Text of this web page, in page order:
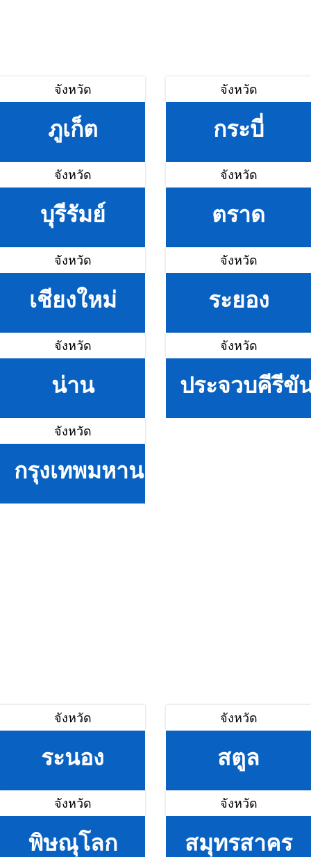
จังหวัด
ภูเก็ต
จังหวัด
กระบี่
จังหวัด
บุรีรัมย์
จังหวัด
ตราด
จังหวัด
เชียงใหม่
จังหวัด
ระยอง
จังหวัด
น่าน
จังหวัด
ประจวบคีรีขั
จังหวัด
กรุงเทพมหานคร
จังหวัด
ระนอง
จังหวัด
สตูล
จังหวัด
พิษณุโลก
จังหวัด
สมุทรสาคร